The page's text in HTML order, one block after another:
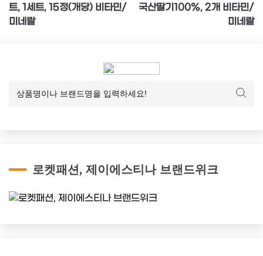
색
트, 1세트, 15정(개당) 비타민/
미네랄
국산딸기100%, 2개 비타민/
미네랄
로켓패션, 제이에스티나 브랜드위크